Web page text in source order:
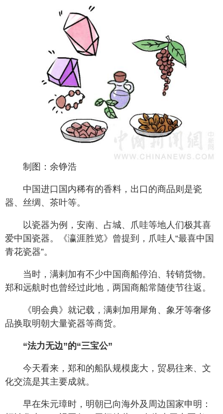
制图：余铮浩
中国进口国内稀有的香料，出口的商品则是瓷
器、丝绸、茶叶等。
以瓷器为例，安南、占城、爪哇等地人们极其喜
爱中国瓷器。《瀛涯胜览》曾提到，爪哇人“最喜中国
青花瓷器”。
当时，满剌加有不少中国商船停泊、转销货物。
郑和远航时也曾经过此地，两国商船常随使节往返。
《明会典》就记载，满剌加用犀角、象牙等奢侈
品换取明朝大量瓷器等商货。
“法力无边”的“三宝公”
今天看来，郑和的船队规模庞大，贸易往来、文
化交流是其主要成就。
早在朱元璋时，明朝已向海外及周边国家申明：